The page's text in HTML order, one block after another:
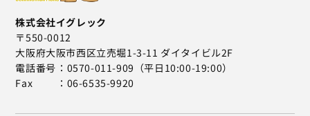
株式会社イグレック
〒550-0012
大阪府大阪市西区立売堀1-3-11 ダイタイビル2F
電話番号
0570-011-909（平日10:00-19:00）
Fax
06-6535-9920